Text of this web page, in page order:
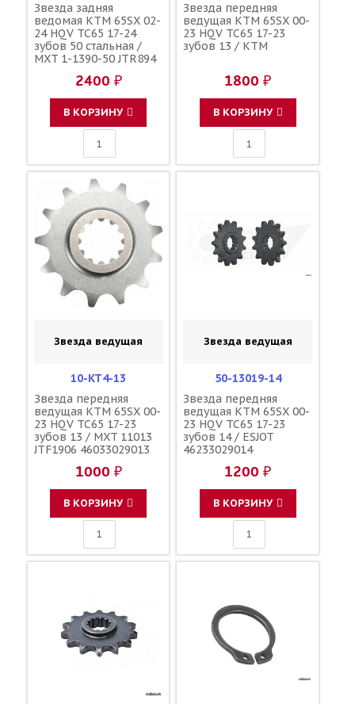
Звезда задняя
ведомая KTM 65SX 02-
24 HQV TC65 17-24
зубов 50 стальная /
MXT 1-1390-50 JTR894
46010051050
2400 ₽
В КОРЗИНУ
Звезда передняя
ведущая KTM 65SX 00-
23 HQV TC65 17-23
зубов 13 / KTM
1800 ₽
В КОРЗИНУ
Звезда ведущая
10-KT4-13
Звезда передняя
ведущая KTM 65SX 00-
23 HQV TC65 17-23
зубов 13 / MXT 11013
JTF1906 46033029013
1000 ₽
В КОРЗИНУ
Звезда ведущая
50-13019-14
Звезда передняя
ведущая KTM 65SX 00-
23 HQV TC65 17-23
зубов 14 / ESJOT
46233029014
1200 ₽
В КОРЗИНУ